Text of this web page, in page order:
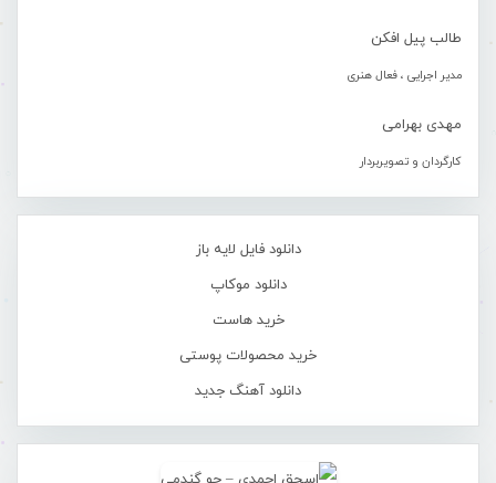
طالب پیل افکن
مدیر اجرایی ، فعال هنری
مهدی بهرامی
کارگردان و تصویربردار
دانلود فایل لایه باز
دانلود موکاپ
خرید هاست
خرید محصولات پوستی
دانلود آهنگ جدید